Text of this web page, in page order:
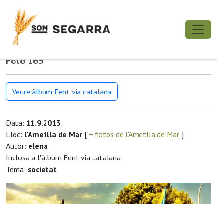
Foto 165
Veure àlbum Fent via catalana
Data: 11.9.2013
Lloc: l'Ametlla de Mar [ + fotos de l'Ametlla de Mar ]
Autor: elena
Inclosa a l'àlbum Fent via catalana
Tema: societat